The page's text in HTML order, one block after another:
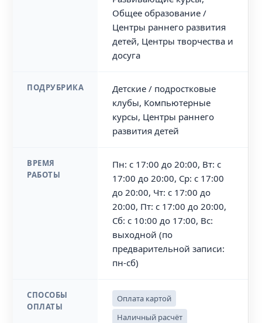
Общее образование /
Центры раннего развития
детей, Центры творчества и
досуга
ПОДРУБРИКА
Детские / подростковые
клубы, Компьютерные
курсы, Центры раннего
развития детей
ВРЕМЯ
РАБОТЫ
Пн: с 17:00 до 20:00, Вт: с
17:00 до 20:00, Ср: с 17:00
до 20:00, Чт: с 17:00 до
20:00, Пт: с 17:00 до 20:00,
Сб: с 10:00 до 17:00, Вс:
выходной (по
предварительной записи:
пн-сб)
СПОСОБЫ
ОПЛАТЫ
Оплата картой
Наличный расчёт